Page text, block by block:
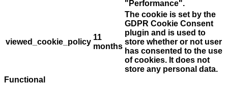
"Performance".
viewed_cookie_policy
11
months
The cookie is set by the
GDPR Cookie Consent
plugin and is used to
store whether or not user
has consented to the use
of cookies. It does not
store any personal data.
Functional